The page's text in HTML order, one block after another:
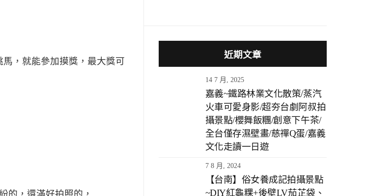
，就能參加摸獎，最大獎可
的，還滿好拍照的，
近期文章
14 7 月, 2025
嘉義~鐵路林業文化散策/蒸汽
火車可愛身影/超夯台劇阿叔拍
攝景點/櫻舞飯糰/創意下午茶/
全台僅存濕壁畫/慈禪Q蛋/嘉義
文化走讀一日遊
7 8 月, 2024
【台南】俗女養成記拍攝景點
~DIY紅龜粿+後壁LV茄芷袋、